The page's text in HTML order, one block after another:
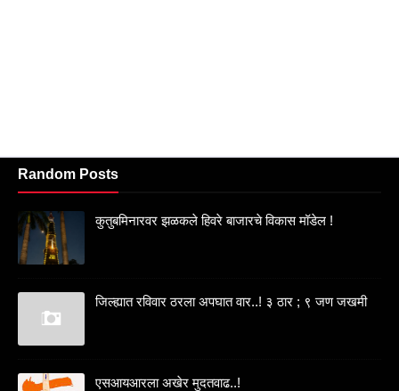
Random Posts
कुतुबमिनारवर झळकले हिवरे बाजारचे विकास मॉडेल !
जिल्ह्यात रविवार ठरला अपघात वार..! ३ ठार ; ९ जण जखमी
एसआयआरला अखेर मुदतवाढ..!